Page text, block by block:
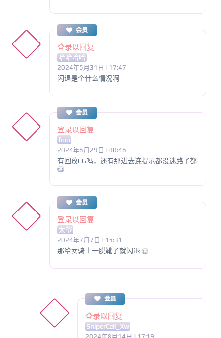
会员
登录以回复
哈哈哈哈
2024年5月31日 | 17:47
闪退是个什么情况啊
会员
登录以回复
fuui
2024年6月29日 | 00:46
有回放CG吗，还有那进去连提示都没迷路了都
会员
登录以回复
太爷
2024年7月7日 | 16:31
那给女骑士一脱靴子就闪退
会员
登录以回复
SniperCell_Xw
2024年8月14日 | 17:19